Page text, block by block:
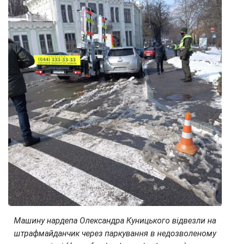
Машину нардепа Олександра Куницького відвезли на
штрафмайданчик через паркування в недозволеному